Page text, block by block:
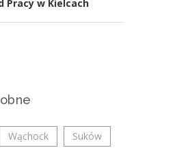
Pracy w Kielcach
Wąchock
Suków